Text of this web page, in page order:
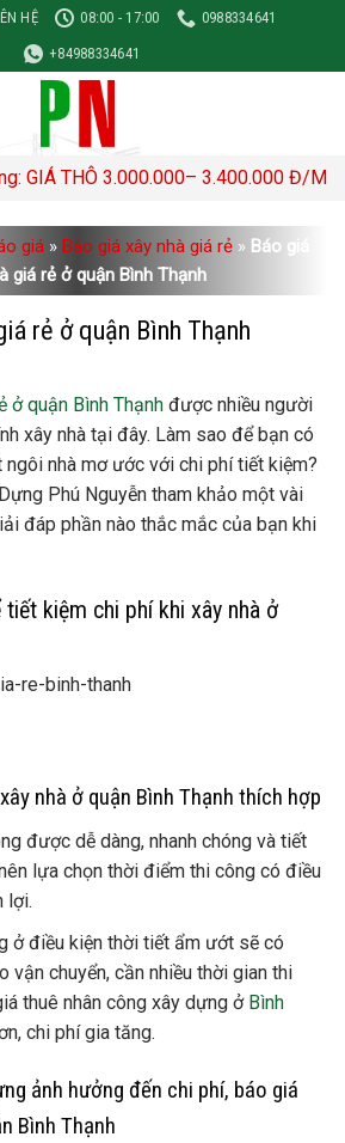
HỆ 08:00 - 17:00
0988334641
+84988334641
3.000.000– 3.400.000 Đ/M2 TRỌN
giá » Báo giá xây nhà giá rẻ » Báo giá
giá rẻ ở quận Bình Thạnh
rẻ ở quận Bình Thạnh
ở quận Bình Thạnh được nhiều người
xây nhà tại đây. Làm sao để bạn có
ngôi nhà mơ ước với chi phí tiết kiệm?
Phú Nguyễn tham khảo một vài
đáp phần nào thắc mắc của bạn khi
kiệm chi phí khi xây nhà ở
nhà ở quận Bình Thạnh thích hợp
được dễ dàng, nhanh chóng và tiết
lựa chọn thời điểm thi công có điều
lợi.
ở điều kiện thời tiết ẩm ướt sẽ có
vận chuyển, cần nhiều thời gian thi
thuê nhân công xây dựng ở Bình
chi phí gia tăng.
ảnh hưởng đến chi phí, báo giá
Bình Thạnh